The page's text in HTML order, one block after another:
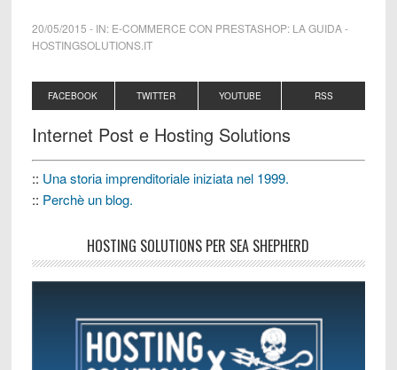
20/05/2015 - IN: E-COMMERCE CON PRESTASHOP: LA GUIDA-
HOSTINGSOLUTIONS.IT
FACEBOOK TWITTER YOUTUBE RSS
Internet Post e Hosting Solutions
:: Una storia imprenditoriale iniziata nel 1999.
:: Perchè un blog.
HOSTING SOLUTIONS PER SEA SHEPHERD